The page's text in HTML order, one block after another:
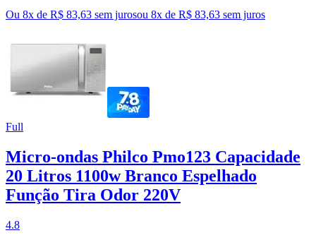
Ou 8x de R$ 83,63 sem jurosou 8x de R$ 83,63 sem juros
Full
Micro-ondas Philco Pmo123 Capacidade
20 Litros 1100w Branco Espelhado
Função Tira Odor 220V
4.8